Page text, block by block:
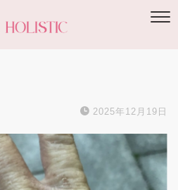
2025年12月19日